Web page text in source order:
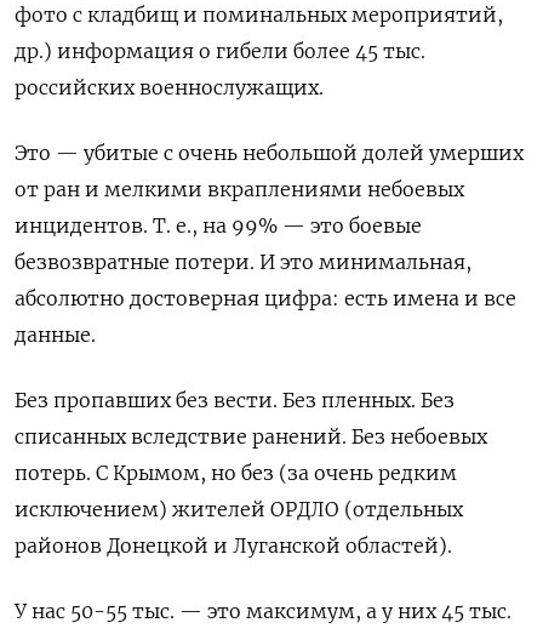
фото с кладбищ и поминальных мероприятий,
др.) информация о гибели более 45 тыс.
российских военнослужащих.
Это — убитые с очень небольшой долей умерших
от ран и мелкими вкраплениями небоевых
инцидентов. Т. е., на 99% — это боевые
безвозвратные потери. И это минимальная,
абсолютно достоверная цифра: есть имена и все
данные.
Без пропавших без вести. Без пленных. Без
списанных вследствие ранений. Без небоевых
потерь. С Крымом, но без (за очень редким
исключением) жителей ОРДЛО (отдельных
районов Донецкой и Луганской областей).
У нас 50-55 тыс. — это максимум, а у них 45 тыс.